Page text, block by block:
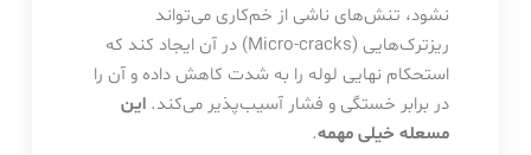
نشود، تنش‌های ناشی از خم‌کاری می‌تواند
ریزترک‌هایی (Micro-cracks) در آن ایجاد کند که
استحکام نهایی لوله را به شدت کاهش داده و آن را
در برابر خستگی و فشار آسیب‌پذیر می‌کند.این
مسعله خیلی مهمه.